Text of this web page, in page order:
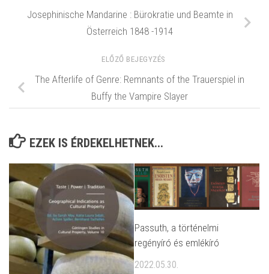
Josephinische Mandarine : Bürokratie und Beamte in
Österreich 1848 -1914
ELŐZŐ BEJEGYZÉS
The Afterlife of Genre: Remnants of the Trauerspiel in
Buffy the Vampire Slayer
EZEK IS ÉRDEKELHETNEK...
Passuth, a történelmi
regényíró és emlékíró
2022.05.30.